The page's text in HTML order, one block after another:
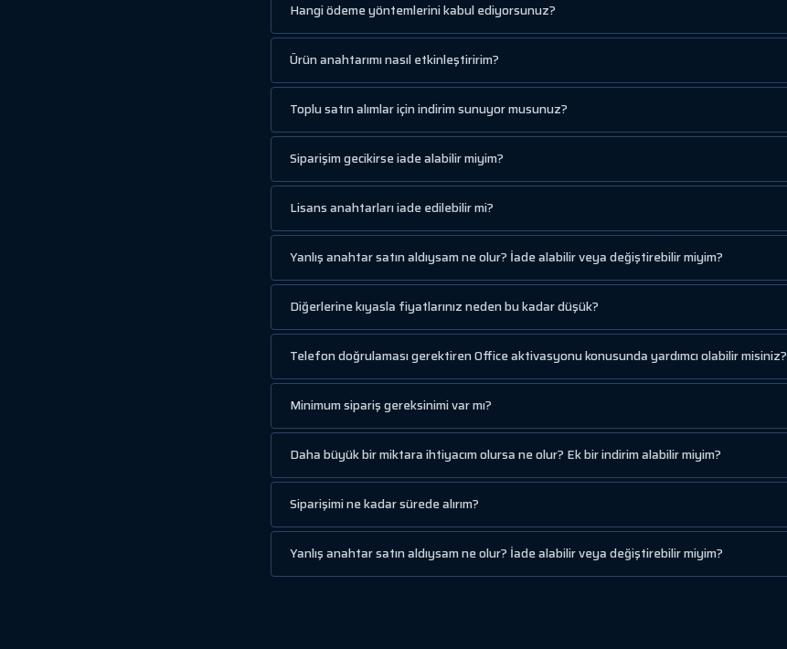
Hangi ödeme yöntemlerini kabul ediyorsunuz?
Ürün anahtarımı nasıl etkinleştiririm?
Toplu satın alımlar için indirim sunuyor musunuz?
Siparişim gecikirse iade alabilir miyim?
Lisans anahtarları iade edilebilir mi?
Yanlış anahtar satın aldıysam ne olur? İade alabilir veya değiştirebilir miyim?
Diğerlerine kıyasla fiyatlarınız neden bu kadar düşük?
Telefon doğrulaması gerektiren Office aktivasyonu konusunda yardımcı olabilir misiniz?
Minimum sipariş gereksinimi var mı?
Daha büyük bir miktara ihtiyacım olursa ne olur? Ek bir indirim alabilir miyim?
Siparişimi ne kadar sürede alırım?
Yanlış anahtar satın aldıysam ne olur? İade alabilir veya değiştirebilir miyim?